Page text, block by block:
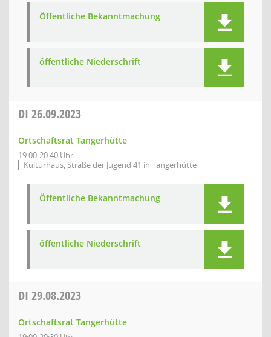
Öffentliche Bekanntmachung
öffentliche Niederschrift
DI 26.09.2023
Ortschaftsrat Tangerhütte
19:00-20:40 Uhr
Kulturhaus, Straße der Jugend 41 in Tangerhütte
Öffentliche Bekanntmachung
öffentliche Niederschrift
DI 29.08.2023
Ortschaftsrat Tangerhütte